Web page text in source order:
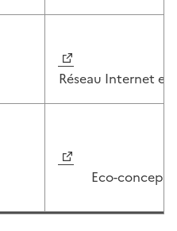
Réseau Internet et
Eco-